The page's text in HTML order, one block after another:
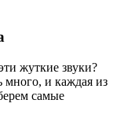
жуткие звуки?
и каждая из
самые